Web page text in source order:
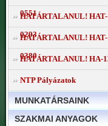
0551
HATÁRTALANUL! HAT-
0293
HATÁRTALANUL! HAT-
0380
HATÁRTALANUL! HA-
NTP Pályázatok
MUNKATÁRSAINK
SZAKMAI ANYAGOK